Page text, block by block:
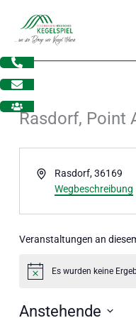
Inhalt
springen
Rasdorf, Point
AdresseRasdorf, 36169
Wegbeschreibung
Veranstaltungen an
HinweisEs wurden keine
Anstehende